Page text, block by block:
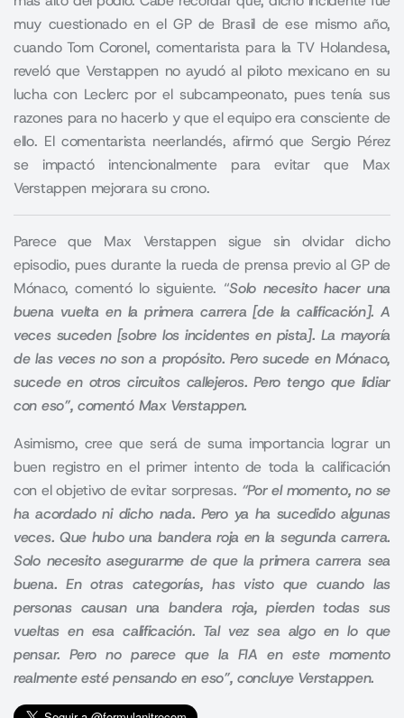
muy cuestionado en el GP de Brasil de ese mismo año,
cuando Tom Coronel, comentarista para la TV Holandesa,
reveló que Verstappen no ayudó al piloto mexicano en su
lucha con Leclerc por el subcampeonato, pues tenía sus
razones para no hacerlo y que el equipo era consciente de
ello. El comentarista neerlandés, afirmó que Sergio Pérez
se impactó intencionalmente para evitar que Max
Verstappen mejorara su crono.
Parece que Max Verstappen sigue sin olvidar dicho
episodio, pues durante la rueda de prensa previo al GP de
Mónaco, comentó lo siguiente. “Solo necesito hacer una
buena vuelta en la primera carrera [de la calificación]. A
veces suceden [sobre los incidentes en pista]. La mayoría
de las veces no son a propósito. Pero sucede en Mónaco,
sucede en otros circuitos callejeros. Pero tengo que lidiar
con eso”, comentó Max Verstappen.
Asimismo, cree que será de suma importancia lograr un
buen registro en el primer intento de toda la calificación
con el objetivo de evitar sorpresas. “Por el momento, no se
ha acordado ni dicho nada. Pero ya ha sucedido algunas
veces. Que hubo una bandera roja en la segunda carrera.
Solo necesito asegurarme de que la primera carrera sea
buena. En otras categorías, has visto que cuando las
personas causan una bandera roja, pierden todas sus
vueltas en esa calificación. Tal vez sea algo en lo que
pensar. Pero no parece que la FIA en este momento
realmente esté pensando en eso”, concluye Verstappen.